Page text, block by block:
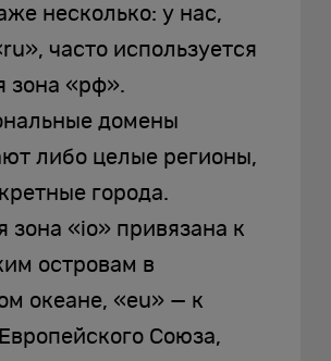
несколько: у нас,
часто используется
зона «рф».
домены
либо целые регионы,
города.
зона «io» привязана к
островам в
океане, «eu» — к
Союза,